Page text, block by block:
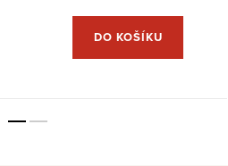
DO KOŠÍKU